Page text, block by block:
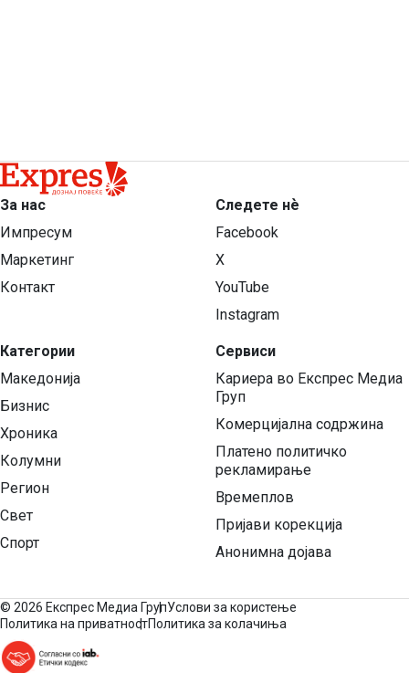
За нас
Импресум
Маркетинг
Контакт
Категории
Македонија
Бизнис
Хроника
Колумни
Регион
Свет
Спорт
Следете нѐ
Facebook
X
YouTube
Instagram
Сервиси
Кариера во Експрес Медиа
Груп
Комерцијална содржина
Платено политичко
рекламирање
Времеплов
Пријави корекција
Анонимна дојава
© 2026 Експрес Медиа ГрупУслови за користење
Политика на приватностПолитика за колачиња